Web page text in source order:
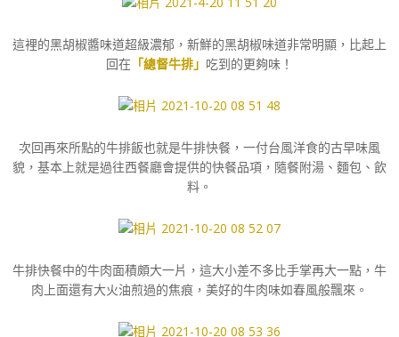
這裡的黑胡椒醬味道超級濃郁，新鮮的黑胡椒味道非常明顯，比起上
回在 「總督牛排」 吃到的更夠味！
次回再來所點的牛排飯也就是牛排快餐，一付台風洋食的古早味風
貌，基本上就是過往西餐廳會提供的快餐品項，隨餐附湯、麵包、飲
料。
牛排快餐中的牛肉面積頗大一片，這大小差不多比手掌再大一點，牛
肉上面還有大火油煎過的焦痕，美好的牛肉味如春風般飄來。